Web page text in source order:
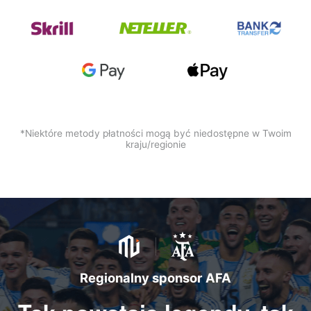
*Niektóre metody płatności mogą być niedostępne w Twoim
kraju/regionie
Regionalny sponsor AFA